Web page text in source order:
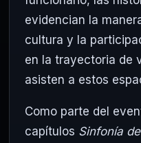
evidencian la
cultura y la
en la trayectoria de
asisten a estos
Como parte del
capítulos Sinfonía